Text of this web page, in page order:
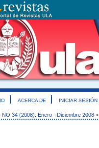
ACERCA DE INICIAR SESIÓN
NO 34 (2008): Enero - Diciembre 2008 >